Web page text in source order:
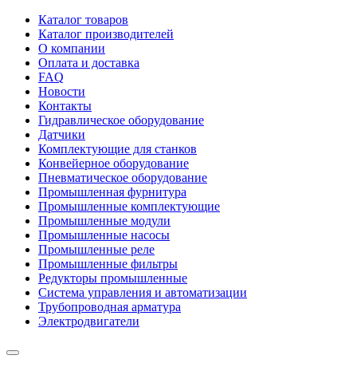
Каталог товаров
Каталог производителей
О компании
Оплата и доставка
FAQ
Новости
Контакты
Гидравлическое оборудование
Датчики
Комплектующие для станков
Конвейерное оборудование
Пневматическое оборудование
Промышленная фурнитура
Промышленные комплектующие
Промышленные модули
Промышленные насосы
Промышленные реле
Промышленные фильтры
Редукторы промышленные
Система управления и автоматизации
Трубопроводная арматура
Электродвигатели